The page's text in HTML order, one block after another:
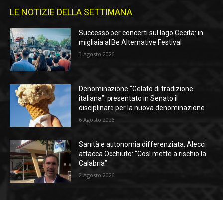
LE NOTIZIE DELLA SETTIMANA
Successo per concerti sul lago Cecita: in
migliaia al Be Alternative Festival
3 Agosto 2026
Denominazione “Gelato di tradizione
italiana”: presentato in Senato il
disciplinare per la nuova denominazione
6 Agosto 2026
Sanità e autonomia differenziata, Alecci
attacca Occhiuto: “Così mette a rischio la
Calabria”
2 Agosto 2026